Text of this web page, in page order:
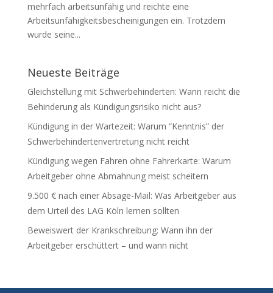
mehrfach arbeitsunfähig und reichte eine
Arbeitsunfähigkeitsbescheinigungen ein. Trotzdem
wurde seine...
Neueste Beiträge
Gleichstellung mit Schwerbehinderten: Wann reicht die
Behinderung als Kündigungsrisiko nicht aus?
Kündigung in der Wartezeit: Warum “Kenntnis” der
Schwerbehindertenvertretung nicht reicht
Kündigung wegen Fahren ohne Fahrerkarte: Warum
Arbeitgeber ohne Abmahnung meist scheitern
9.500 € nach einer Absage-Mail: Was Arbeitgeber aus
dem Urteil des LAG Köln lernen sollten
Beweiswert der Krankschreibung: Wann ihn der
Arbeitgeber erschüttert – und wann nicht